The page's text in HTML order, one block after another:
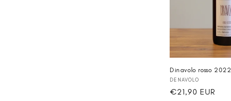
Dinavolo rosso 2022
Anbieter:
DENAVOLO
Normaler
€21,90 EUR